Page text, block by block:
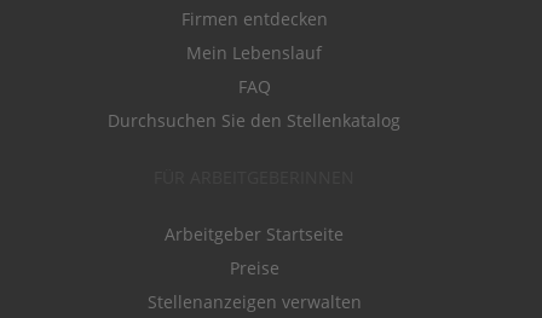
Firmen entdecken
Mein Lebenslauf
FAQ
Durchsuchen Sie den Stellenkatalog
Arbeitgeber Startseite
Preise
Stellenanzeigen verwalten